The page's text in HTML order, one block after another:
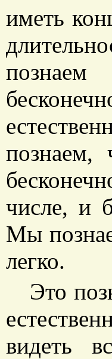
иметь
познаем,
числе, и
Мы
легко.
Это
видеть